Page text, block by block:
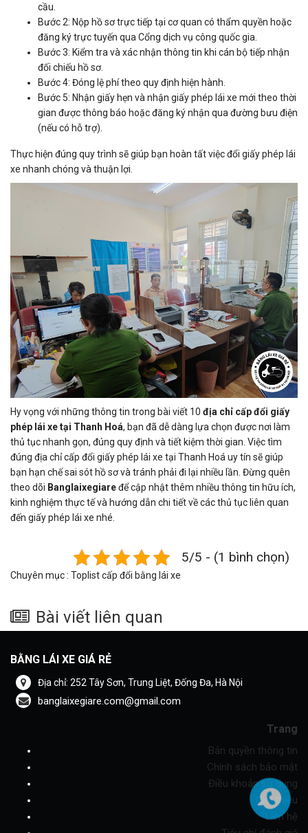
cầu.
Bước 2: Nộp hồ sơ trực tiếp tại cơ quan có thẩm quyền hoặc
đăng ký trực tuyến qua Cổng dịch vụ công quốc gia.
Bước 3: Kiểm tra và xác nhận thông tin khi cán bộ tiếp nhận
đối chiếu hồ sơ.
Bước 4: Đóng lệ phí theo quy định hiện hành.
Bước 5: Nhận giấy hẹn và nhận giấy phép lái xe mới theo thời
gian được thông báo hoặc đăng ký nhận qua đường bưu điện
(nếu có hỗ trợ).
Thực hiện đúng quy trình sẽ giúp bạn hoàn tất việc đổi giấy phép lái
xe nhanh chóng và thuận lợi.
Hy vọng với những thông tin trong bài viết 10 địa chỉ cấp đổi giấy
phép lái xe tại Thanh Hoá, bạn đã dễ dàng lựa chọn được nơi làm
thủ tục nhanh gọn, đúng quy định và tiết kiệm thời gian. Việc tìm
đúng địa chỉ cấp đổi giấy phép lái xe tại Thanh Hoá uy tín sẽ giúp
bạn hạn chế sai sót hồ sơ và tránh phải đi lại nhiều lần. Đừng quên
theo dõi Banglaixegiaređể cập nhật thêm nhiều thông tin hữu ích,
kinh nghiệm thực tế và hướng dẫn chi tiết về các thủ tục liên quan
đến giấy phép lái xe nhé.
5/5 - (1 bình chọn)
Chuyên mục : Toplist cấp đổi bằng lái xe
Bài viết liên quan
BẰNG LÁI XE GIÁ RẺ
Địa chỉ: 252 Tây Sơn, Trung Liệt, Đống Đa, Hà Nội
banglaixegiare.com@gmail.com
Trang
Bản quyền thông tin
Chính sách bảo mật
Điều khoản sử dụng
Giới thiệu
Liên hệ